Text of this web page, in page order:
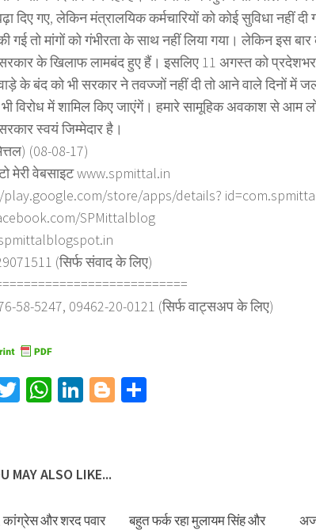
दिए गए, लेकिन मंत्रालयिक कर्मचारियों को कोई सुविधा नहीं
की गई तो मांगों को गंभीरता के साथ नहीं लिया गया। लेकिन इस
के खिलाफ लामबंद हुए हैं। इसलिए 11 अगस्त को प्रदेशभर में
के बंद को भी सरकार ने तवज्जों नहीं दी तो आने वाले दिनों में
भी विरोध में शामिल किए जाएंगें। हमारे सामूहिक अवकाश से आम
स्वयं जिम्मेदार है।
(08-08-17)
मेरी वेबसाइट www.spmittal.in
store/apps/details?
SPMittalblog
(सिर्फ संवाद के लिए)
58-5247, 09462-20-0121 (सिर्फ वाट्सअप के लिए)
TwitterWhatsApp
LinkedIn
Blogger
MAY ALSO LIKE...
कांग्रेस और शरद पवार
बहुत फर्क रहा मुलायम सिंह और